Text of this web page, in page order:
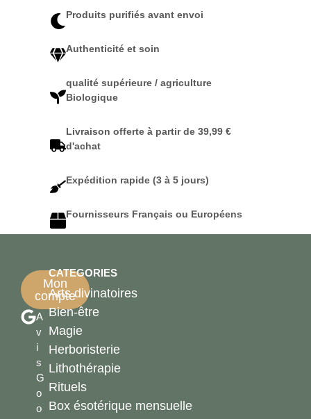
Produits purifiés avant envoi
Authenticité et soin
qualité supérieure / agriculture
Biologique
Livraison offerte à partir de 39,99 €
d'achat
Expédition rapide (3 à 5 jours)
Fournisseurs Français ou Européens
Mon
compte
A
v
i
s
G
o
o
CATEGORIES
Arts divinatoires
Bien-être
Magie
Herboristerie
Lithothérapie
Rituels
Box ésotérique mensuelle